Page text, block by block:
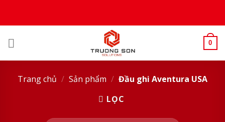
0
Trang chủ / Sản phẩm / Đầu ghi Aventura USA
LỌC